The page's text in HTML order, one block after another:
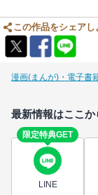
この作品をシェアし
漫画(まんが)・電子書
最新情報はここか
限定特典GET
LINE